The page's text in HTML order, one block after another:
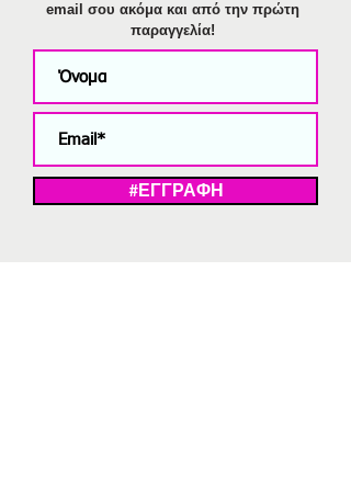
email σου ακόμα και από την πρώτη
παραγγελία!
#ΕΓΓΡΑΦΗ